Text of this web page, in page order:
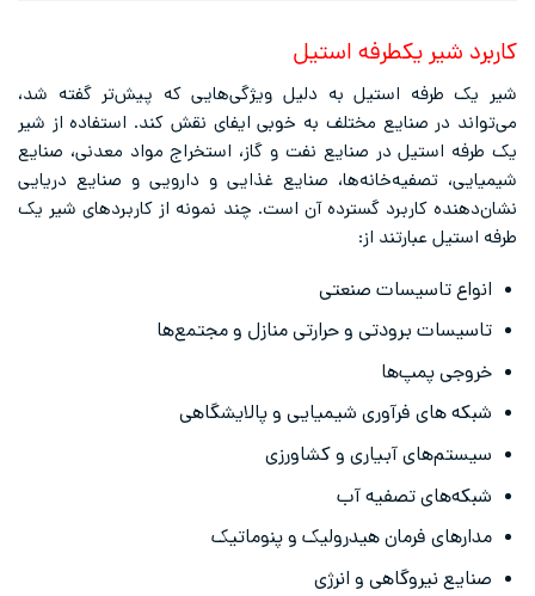
کاربرد شیر یکطرفه استیل
شیر یک طرفه استیل به دلیل ویژگی‌هایی که پیش‌تر گفته شد،
می‌تواند در صنایع مختلف به خوبی ایفای نقش کند. استفاده از شیر
یک طرفه استیل در صنایع نفت و گاز، استخراج مواد معدنی، صنایع
شیمیایی، تصفیه‌خانه‌ها، صنایع غذایی و دارویی و صنایع دریایی
نشان‌دهنده کاربرد گسترده آن است. چند نمونه از کاربردهای شیر یک
طرفه استیل عبارتند از:
انواع تاسیسات صنعتی
تاسیسات برودتی و حرارتی منازل و مجتمع‌ها
خروجی پمپ‌ها
شبکه ‌های فرآوری شیمیایی و پالایشگاهی
سیستم‌های آبیاری و کشاورزی
شبکه‌های تصفیه آب
مدارهای فرمان هیدرولیک و پنوماتیک
صنایع نیروگاهی و انرژی